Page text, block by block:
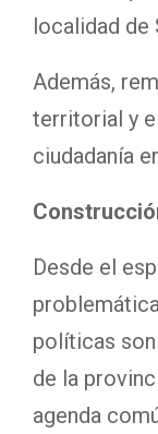
localidad de
Además,
territorial y
ciudadanía
Desde el
políticas
de la
agenda